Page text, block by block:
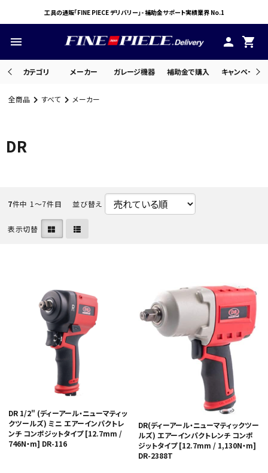
工具の通販「FINE PIECE デリバリー」- 補助金サポート実績業界 No.1
menu person shopping_cart
カテゴリ メーカー ガレージ機器 補助金で購入 キャンペーン
meeting_room ログイン person 会員登録
カテゴリから選ぶ
メーカーから選ぶ
ガレージ機器
全商品 すべて メーカー
DR
7件中 1〜7件目 並び替え
表示切替
DR 1/2" (ディーアール・ニューマティッ
クツールズ) ミニ エアーインパクトレ
ンチ コンポジットタイプ [12.7mm /
746N・m] DR-116
DR(ディーアール・ニューマティックツー
ルズ) エアーインパクトレンチ コンポ
ジットタイプ [12.7mm / 1,130N・m]
DR-2388T